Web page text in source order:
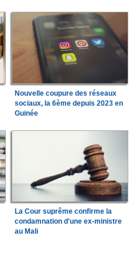
Nouvelle coupure des réseaux
sociaux, la 6ème depuis 2023 en
Guinée
La Cour suprême confirme la
condamnation d'une ex-ministre
au Mali